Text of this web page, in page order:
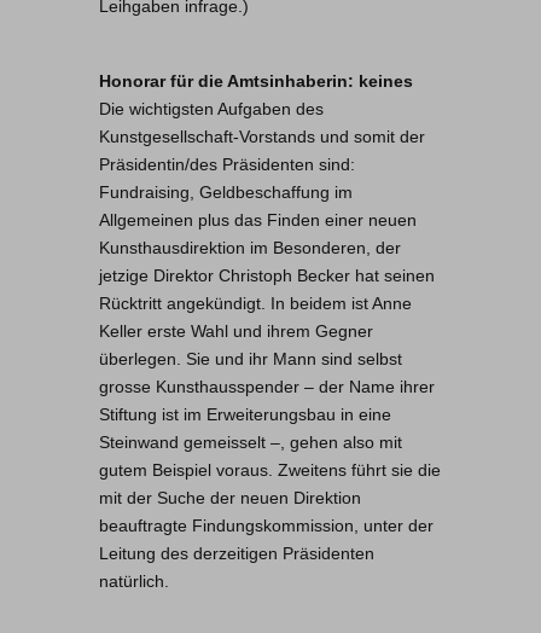
Leihgaben infrage.)
Honorar für die Amtsinhaberin: keines
Die wichtigsten Aufgaben des
Kunstgesellschaft-Vorstands und somit der
Präsidentin/des Präsidenten sind:
Fundraising, Geldbeschaffung im
Allgemeinen plus das Finden einer neuen
Kunsthausdirektion im Besonderen, der
jetzige Direktor Christoph Becker hat seinen
Rücktritt angekündigt. In beidem ist Anne
Keller erste Wahl und ihrem Gegner
überlegen. Sie und ihr Mann sind selbst
grosse Kunsthausspender – der Name ihrer
Stiftung ist im Erweiterungsbau in eine
Steinwand gemeisselt –, gehen also mit
gutem Beispiel voraus. Zweitens führt sie die
mit der Suche der neuen Direktion
beauftragte Findungskommission, unter der
Leitung des derzeitigen Präsidenten
natürlich.